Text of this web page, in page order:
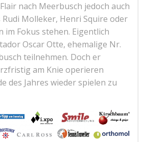
nach Meerbusch jedoch auch
Molleker, Henri Squire oder
im Fokus stehen. Eigentlich
Oscar Otte, ehemalige Nr.
teilnehmen. Doch er
am Knie operieren
des Jahres wieder spielen zu